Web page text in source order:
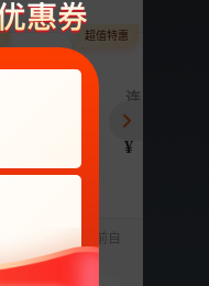
权益
连续包季
¥
超值特惠
22元/月，到期前自